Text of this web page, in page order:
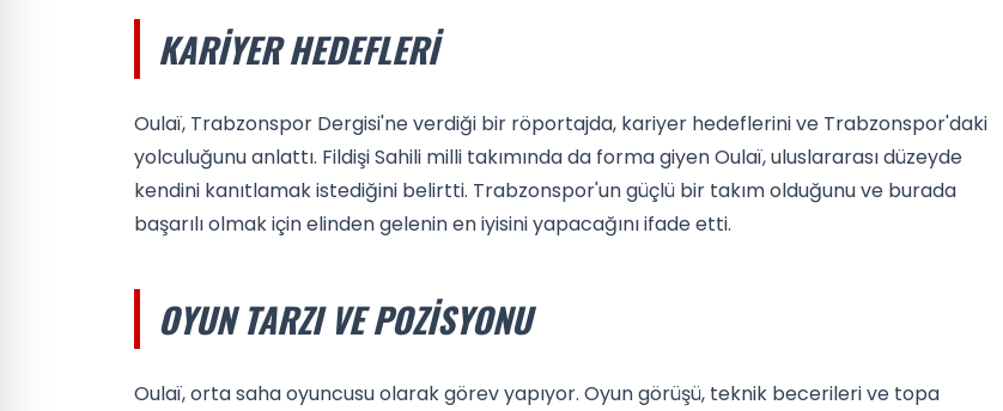
KARIYER HEDEFLERI
Oulaï, Trabzonspor Dergisi'ne verdiği bir röportajda, kariyer hedeflerini ve Trabzonspor'daki
yolculuğunu anlattı. Fildişi Sahili milli takımında da forma giyen Oulaï, uluslararası düzeyde
kendini kanıtlamak istediğini belirtti. Trabzonspor'un güçlü bir takım olduğunu ve burada
başarılı olmak için elinden gelenin en iyisini yapacağını ifade etti.
OYUN TARZI VE POZISYONU
Oulaï, orta saha oyuncusu olarak görev yapıyor. Oyun görüşü, teknik becerileri ve topa